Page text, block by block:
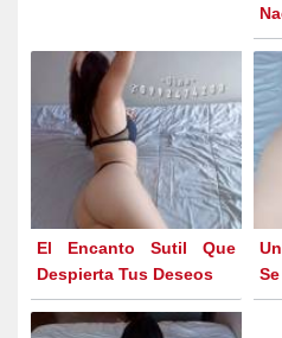
El Encanto Sutil Que
Despierta Tus Deseos